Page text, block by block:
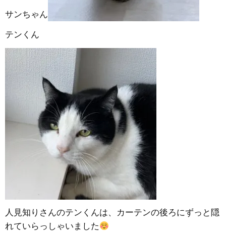
サンちゃん
テンくん
人見知りさんのテンくんは、カーテンの後ろにずっと隠
れていらっしゃいました